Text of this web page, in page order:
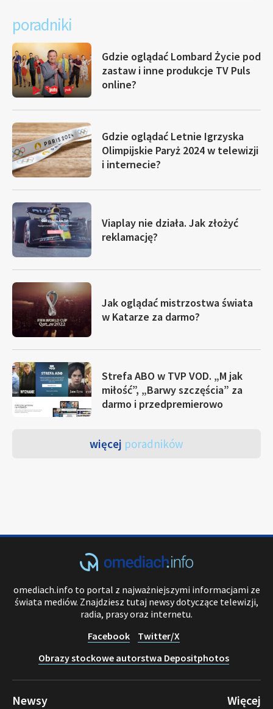
poradniki
Gdzie oglądać Lombard Życie pod
zastaw i inne produkcje TV Puls
online?
Gdzie oglądać Letnie Igrzyska
Olimpijskie Paryż 2024 w telewizji
i internecie?
Viaplay nie działa. Jak złożyć
reklamację?
Jak oglądać mistrzostwa świata
w Katarze za darmo?
Strefa ABO w TVP VOD. „M jak
miłość”, „Barwy szczęścia” za
darmo i przedpremierowo
więcej poradników
omediach.info to portal z najważniejszymi informacjami ze
świata mediów. Znajdziesz tutaj newsy dotyczące telewizji,
radia, prasy oraz internetu.
Facebook
Twitter/X
Obrazy stockowe autorstwa Depositphotos
Newsy Więcej